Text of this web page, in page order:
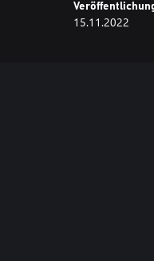
15.11.2022